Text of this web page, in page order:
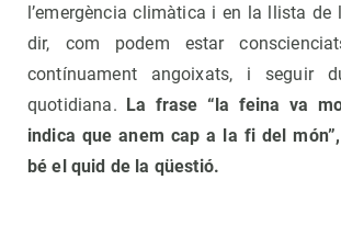
l’emergència climàtica i en la llista de
dir, com podem estar
contínuament angoixats, i seguir
quotidiana. La frase “la feina va
indica que anem cap a la fi del
bé el quid de la qüestió.